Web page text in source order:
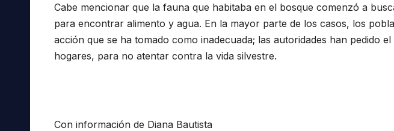
Cabe mencionar que la fauna que habitaba en el bosque comenzó a
para encontrar alimento y agua. En la mayor parte de los casos, los
acción que se ha tomado como inadecuada; las autoridades han pedido
hogares, para no atentar contra la vida silvestre.
Con información de Diana Bautista